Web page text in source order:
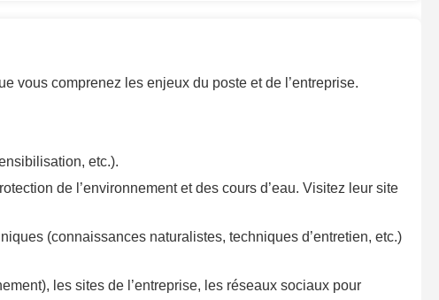
vous comprenez les enjeux du poste et de l’entreprise.
etc.).
de l’environnement et des cours d’eau. Visitez leur site
(connaissances naturalistes, techniques d’entretien, etc.)
les sites de l’entreprise, les réseaux sociaux pour